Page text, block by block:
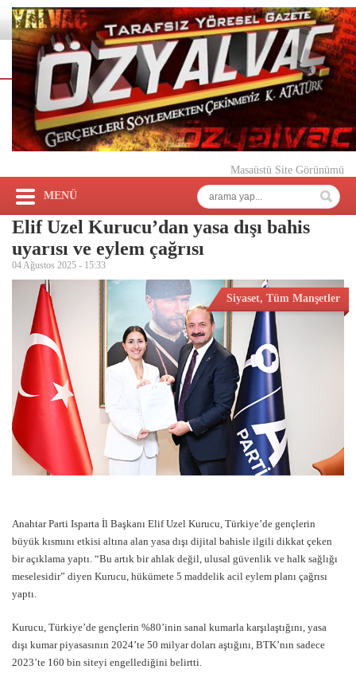
Masaüstü Site Görünümü
MENÜ
Elif Uzel Kurucu’dan yasa dışı bahis
uyarısı ve eylem çağrısı
04 Ağustos 2025 - 15:33
Siyaset, Tüm Manşetler
Anahtar Parti Isparta İl Başkanı Elif Uzel Kurucu, Türkiye’de gençlerin
büyük kısmını etkisi altına alan yasa dışı dijital bahisle ilgili dikkat çeken
bir açıklama yaptı. “Bu artık bir ahlak değil, ulusal güvenlik ve halk sağlığı
meselesidir” diyen Kurucu, hükümete 5 maddelik acil eylem planı çağrısı
yaptı.
Kurucu, Türkiye’de gençlerin %80’inin sanal kumarla karşılaştığını, yasa
dışı kumar piyasasının 2024’te 50 milyar doları aştığını, BTK’nın sadece
2023’te 160 bin siteyi engellediğini belirtti.